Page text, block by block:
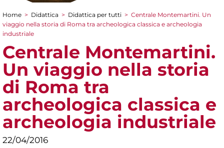
Tu sei qui
Home > Didattica > Didattica per tutti > Centrale Montemartini. Un
viaggio nella storia di Roma tra archeologica classica e archeologia
industriale
Centrale Montemartini.
Un viaggio nella storia
di Roma tra
archeologica classica e
archeologia industriale
22/04/2016